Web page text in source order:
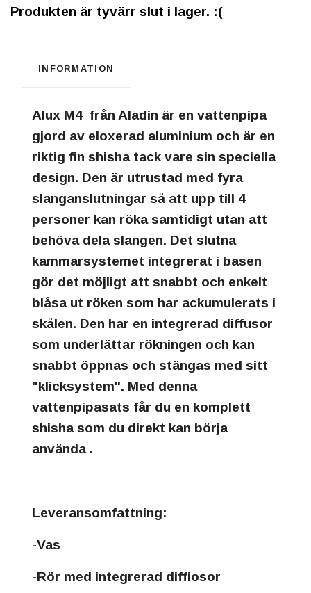
Produkten är tyvärr slut i lager. :(
INFORMATION
Alux M4 från Aladin är en vattenpipa
gjord av eloxerad aluminium och är en
riktig fin shisha tack vare sin speciella
design. Den är utrustad med fyra
slanganslutningar så att upp till 4
personer kan röka samtidigt utan att
behöva dela slangen. Det slutna
kammarsystemet integrerat i basen
gör det möjligt att snabbt och enkelt
blåsa ut röken som har ackumulerats i
skålen. Den har en integrerad diffusor
som underlättar rökningen och kan
snabbt öppnas och stängas med sitt
"klicksystem". Med denna
vattenpipasats får du en komplett
shisha som du direkt kan börja
använda .
Leveransomfattning:
-Vas
-Rör med integrerad diffiosor